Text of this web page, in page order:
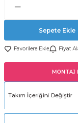
Sepete Ekle
Fiyat
MONTAJ
Takım İçeriğini Değiştir